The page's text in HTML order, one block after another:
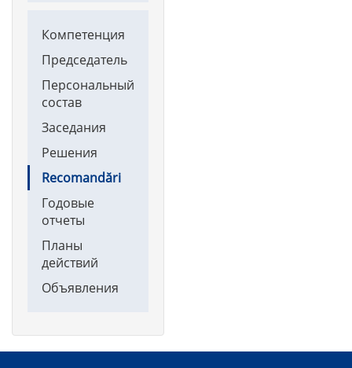
navigation
Компетенция
Председатель
Персональный
состав
Заседания
Решения
Recomandări
Годовые
отчеты
Планы
действий
Объявления